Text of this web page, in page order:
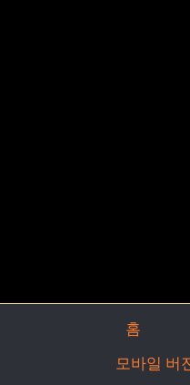
홈
모바일 버